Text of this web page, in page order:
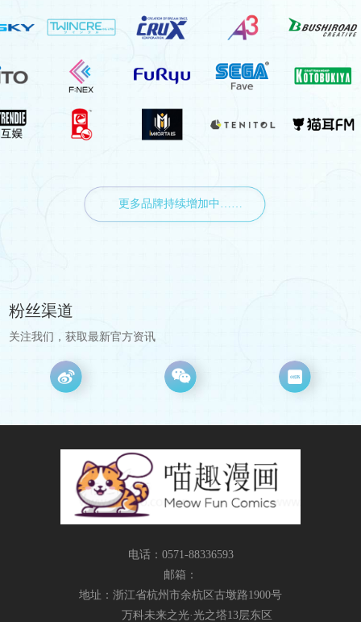
更多品牌持续增加中……
粉丝渠道
关注我们，获取最新官方资讯
电话：0571-88336593
邮箱：
地址：浙江省杭州市余杭区古墩路1900号
万科未来之光·光之塔13层东区